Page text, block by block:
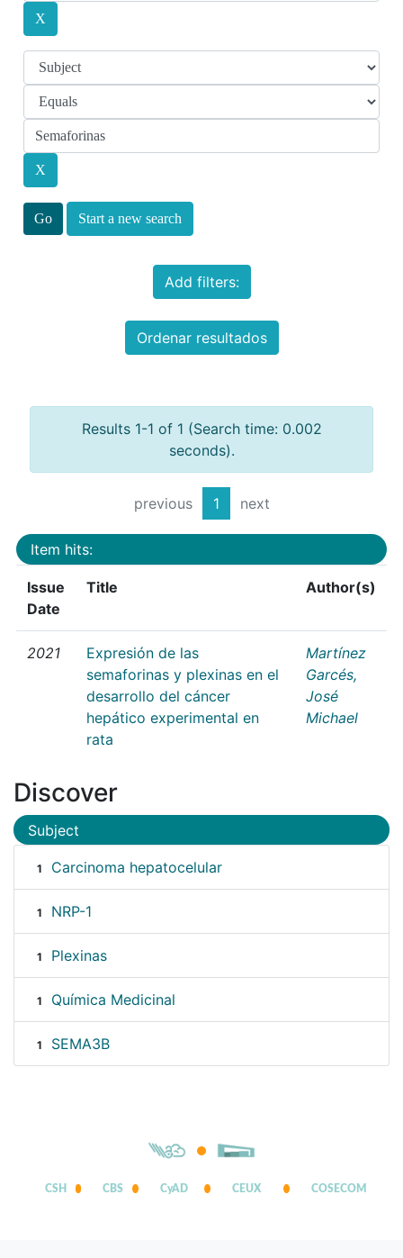
Start a new search
Add filters:
Ordenar resultados
Results 1-1 of 1 (Search time: 0.002
seconds).
previous 1 next
Item hits:
Issue
Date
Title Author(s)
2021
Expresión de las
semaforinas y plexinas en el
desarrollo del cáncer
hepático experimental en
rata
Martínez
Garcés,
José
Michael
Discover
Subject
1 Carcinoma hepatocelular
1 NRP-1
1 Plexinas
1 Química Medicinal
1 SEMA3B
CSH CBS CyAD CEUX COSECOM